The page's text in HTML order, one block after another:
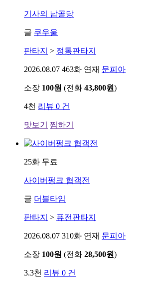
기사의 납골당
글 쿠우울
판타지 > 정통판타지
2026.08.07 463화 연재 문피아
소장 100원 (전화 43,800원)
4천 리뷰 0 건
맛보기 찜하기
25화 무료
사이버펑크 협객전
글 더블타임
판타지 > 퓨전판타지
2026.08.07 310화 연재 문피아
소장 100원 (전화 28,500원)
3.3천 리뷰 0 건